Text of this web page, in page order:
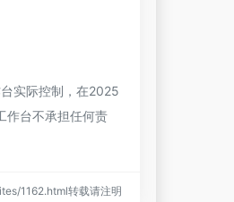
实际控制，在2025
作台不承担任何责
1162.html转载请注明